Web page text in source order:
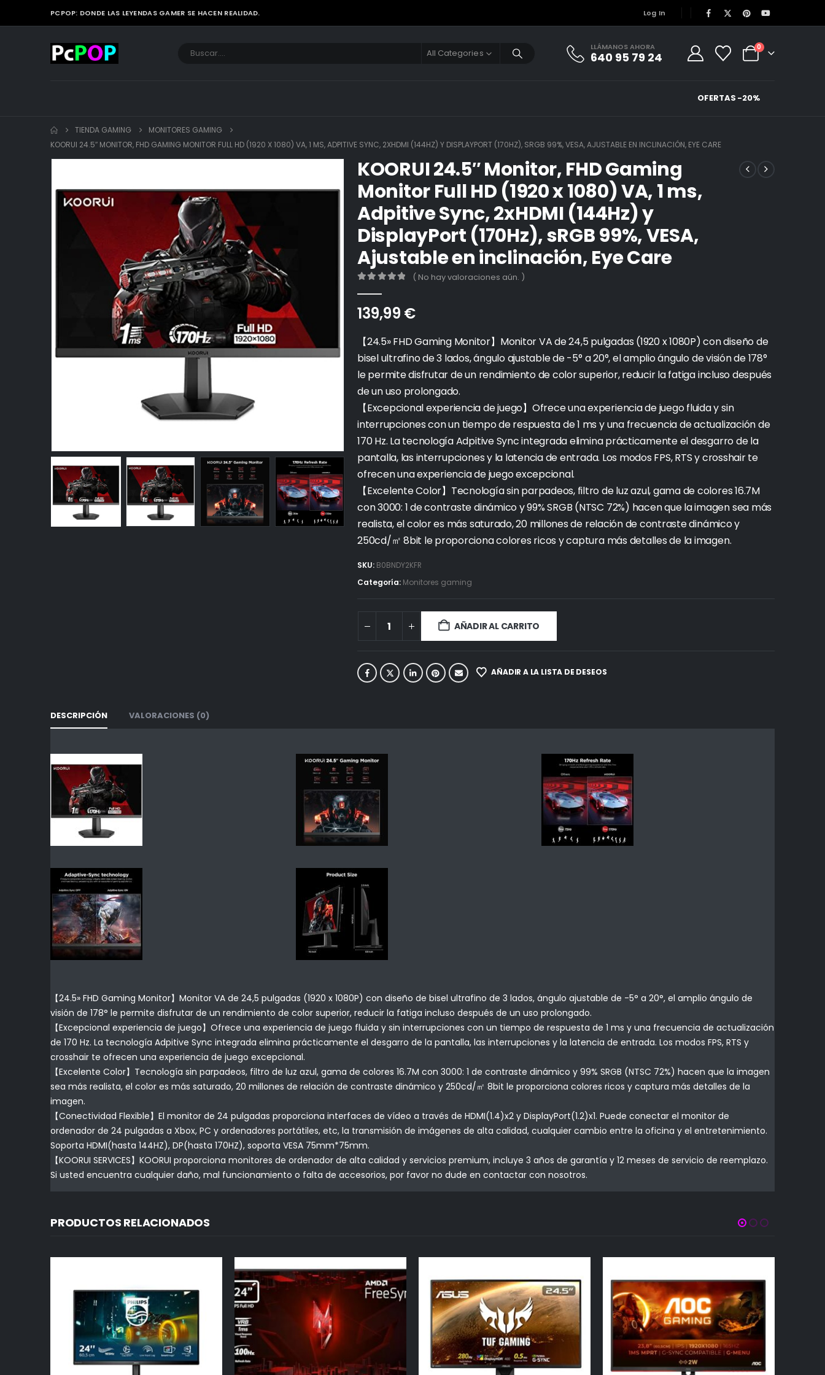
PCPOP: DONDE LAS LEYENDAS GAMER SE HACEN REALIDAD. Log In
All Categories
LLÁMANOS AHORA
640 95 79 24
0
OFERTAS -20%
TIENDA GAMING
MONITORES GAMING
KOORUI 24.5″ MONITOR, FHD GAMING MONITOR FULL HD (1920 X 1080) VA, 1 MS, ADPITIVE SYNC, 2XHDMI (144HZ) Y DISPLAYPORT (170HZ), SRGB 99%, VESA, AJUSTABLE EN INCLINACIÓN, EYE CARE
KOORUI 24.5″ Monitor, FHD Gaming
Monitor Full HD (1920 x 1080) VA, 1 ms,
Adpitive Sync, 2xHDMI (144Hz) y
DisplayPort (170Hz), sRGB 99%, VESA,
Ajustable en inclinación, Eye Care
( No hay valoraciones aún. )
139,99 €
【24.5» FHD Gaming Monitor】Monitor VA de 24,5 pulgadas (1920 x 1080P) con diseño de
bisel ultrafino de 3 lados, ángulo ajustable de -5° a 20°, el amplio ángulo de visión de 178°
le permite disfrutar de un rendimiento de color superior, reducir la fatiga incluso después
de un uso prolongado.
【Excepcional experiencia de juego】Ofrece una experiencia de juego fluida y sin
interrupciones con un tiempo de respuesta de 1 ms y una frecuencia de actualización de
170 Hz. La tecnología Adpitive Sync integrada elimina prácticamente el desgarro de la
pantalla, las interrupciones y la latencia de entrada. Los modos FPS, RTS y crosshair te
ofrecen una experiencia de juego excepcional.
【Excelente Color】Tecnología sin parpadeos, filtro de luz azul, gama de colores 16.7M
con 3000: 1 de contraste dinámico y 99% SRGB (NTSC 72%) hacen que la imagen sea más
realista, el color es más saturado, 20 millones de relación de contraste dinámico y
250cd/㎡ 8bit le proporciona colores ricos y captura más detalles de la imagen.
SKU: B0BNDY2KFR
Categoría: Monitores gaming
AÑADIR AL CARRITO
AÑADIR A LA LISTA DE DESEOS
DESCRIPCIÓN VALORACIONES (0)
【24.5» FHD Gaming Monitor】Monitor VA de 24,5 pulgadas (1920 x 1080P) con diseño de bisel ultrafino de 3 lados, ángulo ajustable de -5° a 20°, el amplio ángulo de
visión de 178° le permite disfrutar de un rendimiento de color superior, reducir la fatiga incluso después de un uso prolongado.
【Excepcional experiencia de juego】Ofrece una experiencia de juego fluida y sin interrupciones con un tiempo de respuesta de 1 ms y una frecuencia de actualización
de 170 Hz. La tecnología Adpitive Sync integrada elimina prácticamente el desgarro de la pantalla, las interrupciones y la latencia de entrada. Los modos FPS, RTS y
crosshair te ofrecen una experiencia de juego excepcional.
【Excelente Color】Tecnología sin parpadeos, filtro de luz azul, gama de colores 16.7M con 3000: 1 de contraste dinámico y 99% SRGB (NTSC 72%) hacen que la imagen
sea más realista, el color es más saturado, 20 millones de relación de contraste dinámico y 250cd/㎡ 8bit le proporciona colores ricos y captura más detalles de la
imagen.
【Conectividad Flexible】El monitor de 24 pulgadas proporciona interfaces de vídeo a través de HDMI(1.4)x2 y DisplayPort(1.2)x1. Puede conectar el monitor de
ordenador de 24 pulgadas a Xbox, PC y ordenadores portátiles, etc, la transmisión de imágenes de alta calidad, cualquier cambio entre la oficina y el entretenimiento.
Soporta HDMI(hasta 144HZ), DP(hasta 170HZ), soporta VESA 75mm*75mm.
【KOORUI SERVICES】KOORUI proporciona monitores de ordenador de alta calidad y servicios premium, incluye 3 años de garantía y 12 meses de servicio de reemplazo.
Si usted encuentra cualquier daño, mal funcionamiento o falta de accesorios, por favor no dude en contactar con nosotros.
PRODUCTOS RELACIONADOS